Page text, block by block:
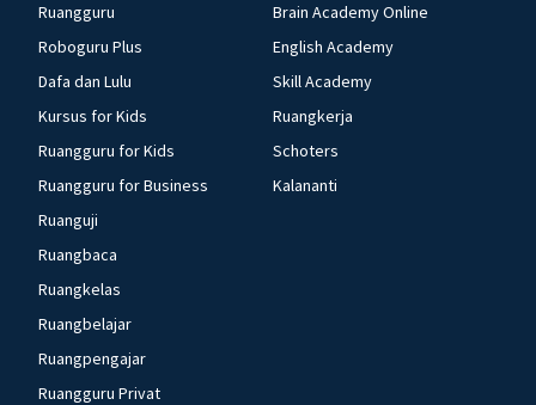
Ruangguru
Roboguru Plus
Dafa dan Lulu
Kursus for Kids
Ruangguru for Kids
Ruangguru for Business
Ruanguji
Ruangbaca
Ruangkelas
Ruangbelajar
Ruangpengajar
Ruangguru Privat
Brain Academy Online
English Academy
Skill Academy
Ruangkerja
Schoters
Kalananti